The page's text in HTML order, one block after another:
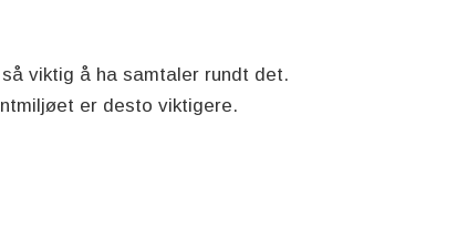
viktig å ha samtaler rundt det.
er desto viktigere.